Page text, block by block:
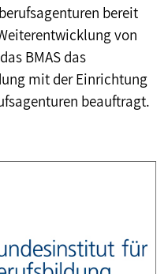
bereit
von
BMAS das
mit der Einrichtung
beauftragt.